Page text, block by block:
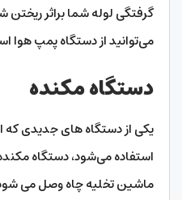
گرفتگی لوله شما براثر
می‌توانید از دستگاه پمپ هوا
دستگاه مکنده
یکی از دستگاه‌ های جدیدی که
استفاده می‌شود، دستگاه
ماشین تخلیه چاه وصل می‌